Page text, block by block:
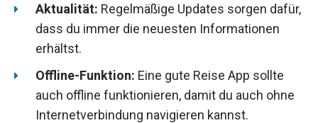
Aktualität: Regelmäßige Updates sorgen dafür,
dass du immer die neuesten Informationen
erhältst.
Offline-Funktion: Eine gute Reise App sollte
auch offline funktionieren, damit du auch ohne
Internetverbindung navigieren kannst.